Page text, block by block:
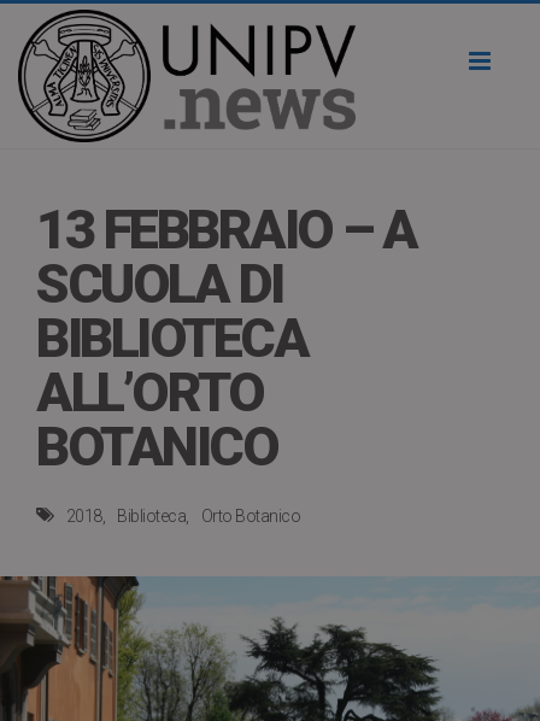
13 FEBBRAIO – A
SCUOLA DI
BIBLIOTECA
ALL’ORTO
BOTANICO
2018 Biblioteca Orto Botanico